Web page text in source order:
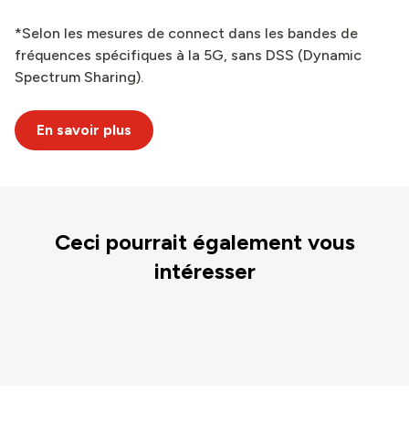
*Selon les mesures de connect dans les bandes de
fréquences spécifiques à la 5G, sans DSS (Dynamic
Spectrum Sharing).
En savoir plus
Ceci pourrait également vous
intéresser